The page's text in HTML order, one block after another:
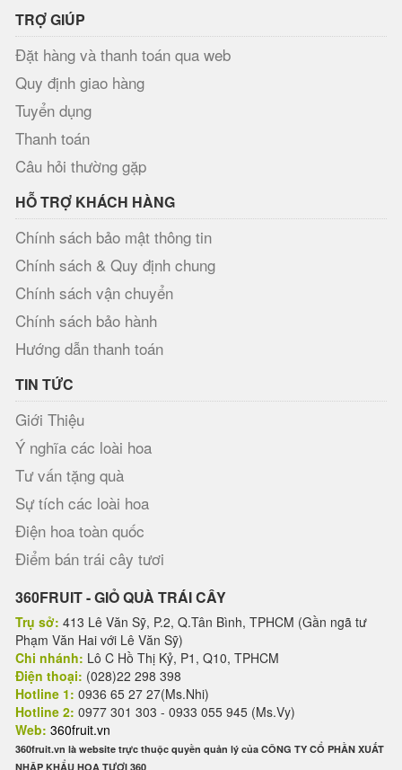
TRỢ GIÚP
Đặt hàng và thanh toán qua web
Quy định giao hàng
Tuyển dụng
Thanh toán
Câu hỏi thường gặp
HỖ TRỢ KHÁCH HÀNG
Chính sách bảo mật thông tin
Chính sách & Quy định chung
Chính sách vận chuyển
Chính sách bảo hành
Hướng dẫn thanh toán
TIN TỨC
Giới Thiệu
Ý nghĩa các loài hoa
Tư vấn tặng quà
Sự tích các loài hoa
Điện hoa toàn quốc
Điểm bán trái cây tươi
360FRUIT - GIỎ QUÀ TRÁI CÂY
Trụ sở: 413 Lê Văn Sỹ, P.2, Q.Tân Bình, TPHCM (Gần ngã tư
Phạm Văn Hai với Lê Văn Sỹ)
Chi nhánh: Lô C Hồ Thị Kỷ, P1, Q10, TPHCM
Điện thoại: (028)22 298 398
Hotline 1: 0936 65 27 27(Ms.Nhi)
Hotline 2: 0977 301 303 - 0933 055 945 (Ms.Vy)
Web: 360fruit.vn
360fruit.vn là website trực thuộc quyền quản lý của CÔNG TY CỔ PHẦN XUẤT
NHẬP KHẨU HOA TƯƠI 360